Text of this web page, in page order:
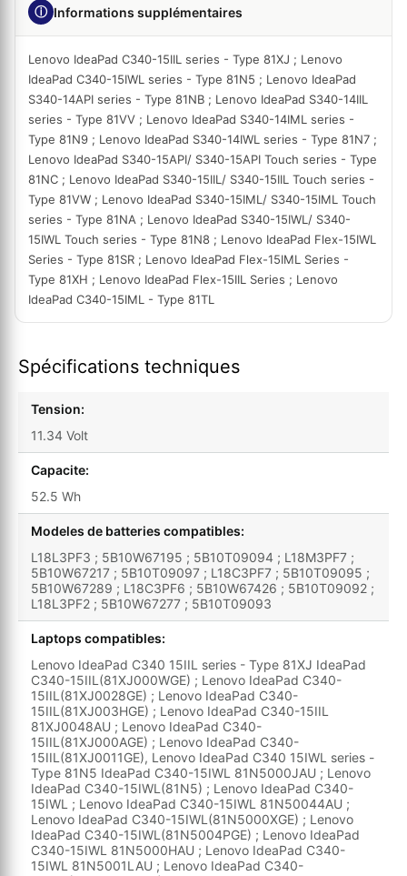
ⓘ Informations supplémentaires
Lenovo IdeaPad C340-15IIL series - Type 81XJ ; Lenovo
IdeaPad C340-15IWL series - Type 81N5 ; Lenovo IdeaPad
S340-14API series - Type 81NB ; Lenovo IdeaPad S340-14IIL
series - Type 81VV ; Lenovo IdeaPad S340-14IML series -
Type 81N9 ; Lenovo IdeaPad S340-14IWL series - Type 81N7 ;
Lenovo IdeaPad S340-15API/ S340-15API Touch series - Type
81NC ; Lenovo IdeaPad S340-15IIL/ S340-15IIL Touch series -
Type 81VW ; Lenovo IdeaPad S340-15IML/ S340-15IML Touch
series - Type 81NA ; Lenovo IdeaPad S340-15IWL/ S340-
15IWL Touch series - Type 81N8 ; Lenovo IdeaPad Flex-15IWL
Series - Type 81SR ; Lenovo IdeaPad Flex-15IML Series -
Type 81XH ; Lenovo IdeaPad Flex-15IIL Series ; Lenovo
IdeaPad C340-15IML - Type 81TL
Spécifications techniques
Tension:
11.34 Volt
Capacite:
52.5 Wh
Modeles de batteries compatibles:
L18L3PF3 ; 5B10W67195 ; 5B10T09094 ; L18M3PF7 ;
5B10W67217 ; 5B10T09097 ; L18C3PF7 ; 5B10T09095 ;
5B10W67289 ; L18C3PF6 ; 5B10W67426 ; 5B10T09092 ;
L18L3PF2 ; 5B10W67277 ; 5B10T09093
Laptops compatibles:
Lenovo IdeaPad C340 15IIL series - Type 81XJ IdeaPad
C340-15IIL(81XJ000WGE) ; Lenovo IdeaPad C340-
15IIL(81XJ0028GE) ; Lenovo IdeaPad C340-
15IIL(81XJ003HGE) ; Lenovo IdeaPad C340-15IIL
81XJ0048AU ; Lenovo IdeaPad C340-
15IIL(81XJ000AGE) ; Lenovo IdeaPad C340-
15IIL(81XJ0011GE), Lenovo IdeaPad C340 15IWL series -
Type 81N5 IdeaPad C340-15IWL 81N5000JAU ; Lenovo
IdeaPad C340-15IWL(81N5) ; Lenovo IdeaPad C340-
15IWL ; Lenovo IdeaPad C340-15IWL 81N50044AU ;
Lenovo IdeaPad C340-15IWL(81N5000XGE) ; Lenovo
IdeaPad C340-15IWL(81N5004PGE) ; Lenovo IdeaPad
C340-15IWL 81N5000HAU ; Lenovo IdeaPad C340-
15IWL 81N5001LAU ; Lenovo IdeaPad C340-